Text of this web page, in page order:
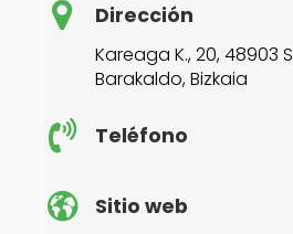
Dirección
Kareaga K., 20, 48903
Barakaldo, Bizkaia
Teléfono
Sitio web